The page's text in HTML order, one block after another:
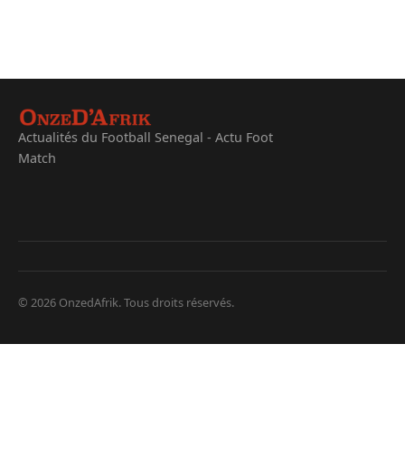
Actualités du Football Senegal - Actu Foot
Match
© 2026 OnzedAfrik. Tous droits réservés.